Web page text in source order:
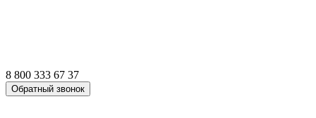
8 800 333 67 37
Обратный звонок